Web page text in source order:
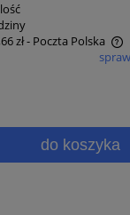
zł- Poczta Polska
kosztów
do koszyka